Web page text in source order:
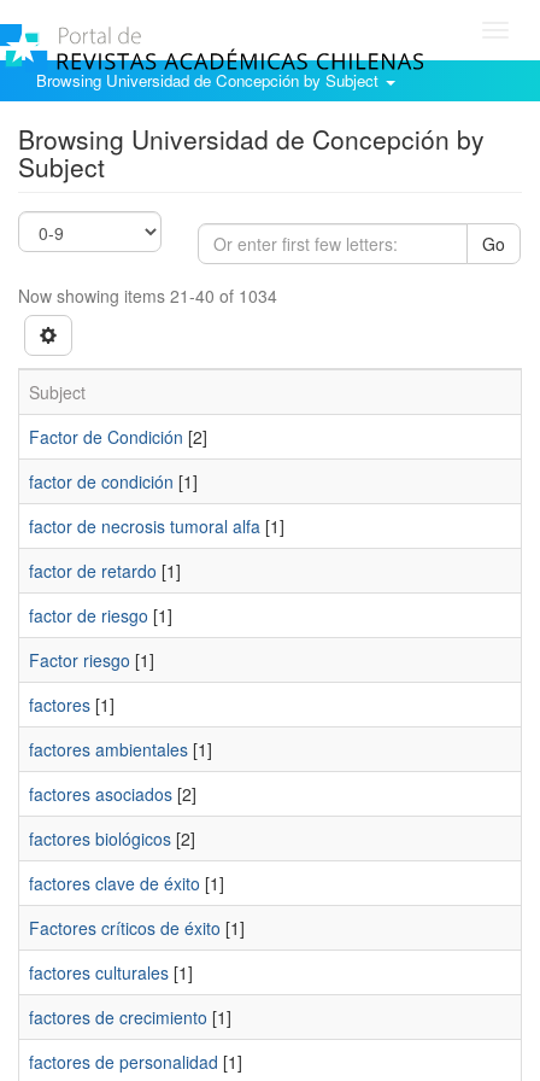
Browsing Universidad de Concepción by Subject
Browsing Universidad de Concepción by
Subject
Go
Now showing items 21-40 of 1034
Subject
Factor de Condición [2]
factor de condición [1]
factor de necrosis tumoral alfa [1]
factor de retardo [1]
factor de riesgo [1]
Factor riesgo [1]
factores [1]
factores ambientales [1]
factores asociados [2]
factores biológicos [2]
factores clave de éxito [1]
Factores críticos de éxito [1]
factores culturales [1]
factores de crecimiento [1]
factores de personalidad [1]